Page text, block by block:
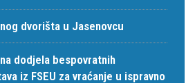
dvorišta u Jasenovcu
dodjela bespovratnih
iz FSEU za vraćanje u ispravno